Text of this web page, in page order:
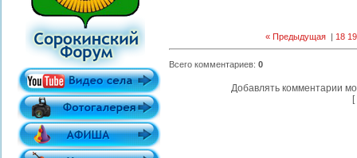
« Предыдущая | 18 19
Всего комментариев: 0
Добавлять комментарии
[